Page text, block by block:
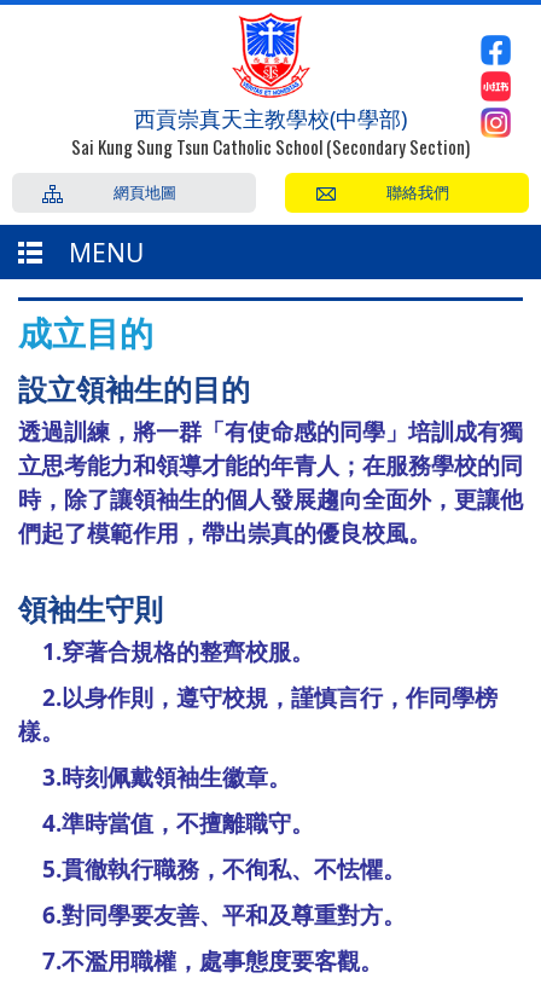
西貢崇真天主教學校(中學部)
Sai Kung Sung Tsun Catholic School (Secondary Section)
聯絡我們
網頁地圖
MENU
成立目的
設立領袖生的目的
透過訓練，將一群「有使命感的同學」培訓成有獨
立思考能力和領導才能的年青人；在服務學校的同
時，除了讓領袖生的個人發展趨向全面外，更讓他
們起了模範作用，帶出崇真的優良校風。
領袖生守則
1.穿著合規格的整齊校服。
2.以身作則，遵守校規，謹慎言行，作同學榜
樣。
3.時刻佩戴領袖生徽章。
4.準時當值，不擅離職守。
5.貫徹執行職務，不徇私、不怯懼。
6.對同學要友善、平和及尊重對方。
7.不濫用職權，處事態度要客觀。